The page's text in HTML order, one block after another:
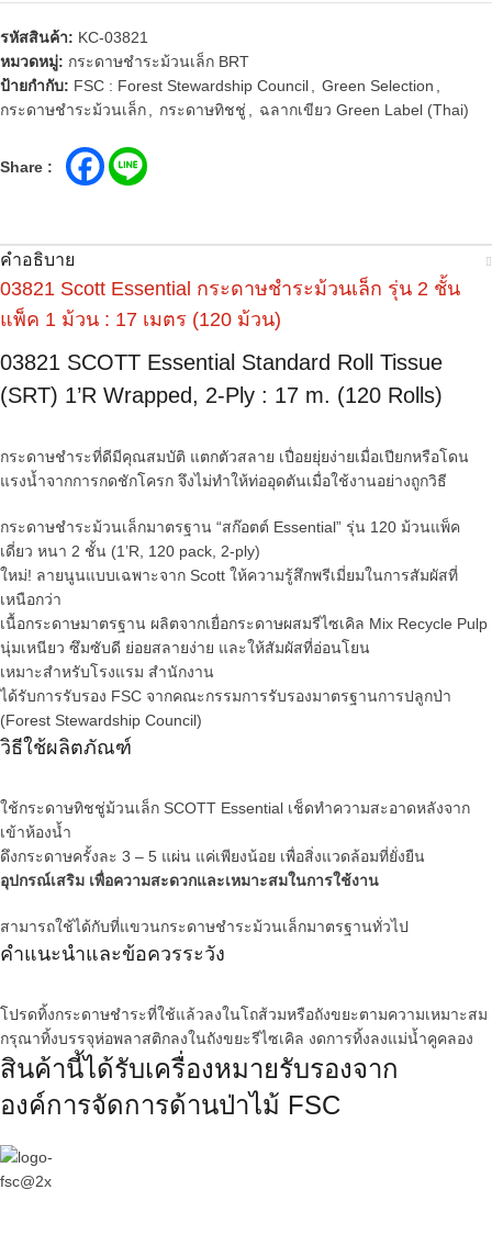
รหัสสินค้า: KC-03821
หมวดหมู่: กระดาษชำระม้วนเล็ก BRT
ป้ายกำกับ: FSC : Forest Stewardship Council Green Selection
กระดาษชำระม้วนเล็ก
กระดาษทิชชู่ ฉลากเขียว Green Label (Thai)
Share :
คำอธิบาย
03821 Scott Essential กระดาษชำระม้วนเล็ก รุ่น 2 ชั้น
แพ็ค 1 ม้วน : 17 เมตร (120 ม้วน)
03821 SCOTT Essential Standard Roll Tissue
(SRT) 1’R Wrapped, 2-Ply : 17 m. (120 Rolls)
กระดาษชำระที่ดีมีคุณสมบัติ แตกตัวสลาย เปื่อยยุ่ยง่ายเมื่อเปียกหรือโดน
แรงน้ำจากการกดชักโครก จึงไม่ทำให้ท่ออุดตันเมื่อใช้งานอย่างถูกวิธี
กระดาษชำระม้วนเล็กมาตรฐาน “สก๊อตต์ Essential” รุ่น 120 ม้วนแพ็ค
เดี่ยว หนา 2 ชั้น (1’R, 120 pack, 2-ply)
ใหม่! ลายนูนแบบเฉพาะจาก Scott ให้ความรู้สึกพรีเมี่ยมในการสัมผัสที่
เหนือกว่า
เนื้อกระดาษมาตรฐาน ผลิตจากเยื่อกระดาษผสมรีไซเคิล Mix Recycle Pulp
นุ่มเหนียว ซึมซับดี ย่อยสลายง่าย และให้สัมผัสที่อ่อนโยน
เหมาะสำหรับโรงแรม สำนักงาน
ได้รับการรับรอง FSC จากคณะกรรมการรับรองมาตรฐานการปลูกป่า
(Forest Stewardship Council)
วิธีใช้ผลิตภัณฑ์
ใช้กระดาษทิชชู่ม้วนเล็ก SCOTT Essential เช็ดทำความสะอาดหลังจาก
เข้าห้องน้ำ
ดึงกระดาษครั้งละ 3 – 5 แผ่น แค่เพียงน้อย เพื่อสิ่งแวดล้อมที่ยั่งยืน
อุปกรณ์เสริม เพื่อความสะดวกและเหมาะสมในการใช้งาน
สามารถใช้ได้กับที่แขวนกระดาษชำระม้วนเล็กมาตรฐานทั่วไป
คำแนะนำและข้อควรระวัง
โปรดทิ้งกระดาษชำระที่ใช้แล้วลงในโถส้วมหรือถังขยะตามความเหมาะสม
กรุณาทิ้งบรรจุห่อพลาสติกลงในถังขยะรีไซเคิล งดการทิ้งลงแม่น้ำคูคลอง
สินค้านี้ได้รับเครื่องหมายรับรองจาก
องค์การจัดการด้านป่าไม้ FSC